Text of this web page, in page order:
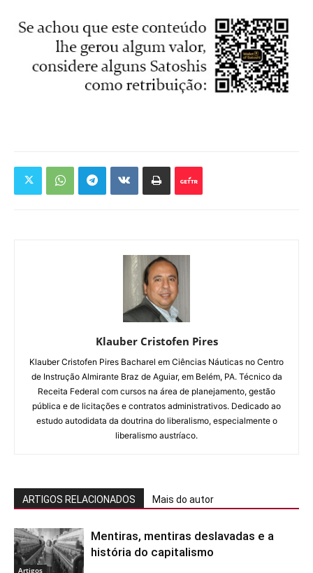
Klauber Cristofen Pires
Klauber Cristofen Pires Bacharel em Ciências Náuticas no Centro
de Instrução Almirante Braz de Aguiar, em Belém, PA. Técnico da
Receita Federal com cursos na área de planejamento, gestão
pública e de licitações e contratos administrativos. Dedicado ao
estudo autodidata da doutrina do liberalismo, especialmente o
liberalismo austríaco.
ARTIGOS RELACIONADOS Mais do autor
Artigos
Mentiras, mentiras deslavadas e a
história do capitalismo